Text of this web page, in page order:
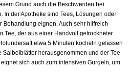
Grund auch die Beschwerden bei
In der Apotheke sind Tees, Lösungen oder
Behandlung eignen. Auch sehr hilfreich
Tee, der aus einer Handvoll getrockneter
etwa 5 Minuten köcheln gelassen
herausgenommen und der Tee
sich auch zum intensiven Gurgeln, um